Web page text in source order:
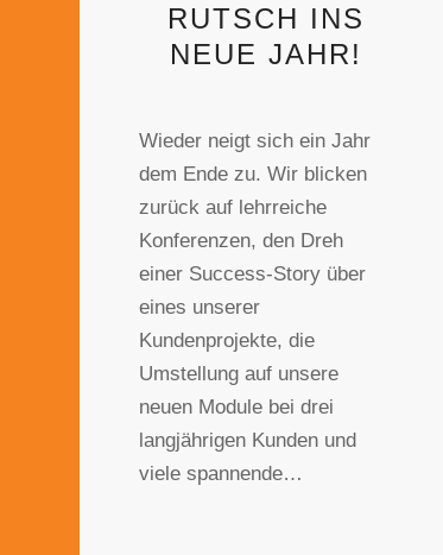
RUTSCH INS
NEUE JAHR!
Wieder neigt sich ein Jahr
dem Ende zu. Wir blicken
zurück auf lehrreiche
Konferenzen, den Dreh
einer Success-Story über
eines unserer
Kundenprojekte, die
Umstellung auf unsere
neuen Module bei drei
langjährigen Kunden und
viele spannende…